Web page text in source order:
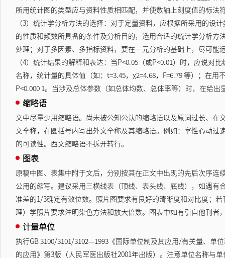
所用统计图的类型应与资料性质相匹配，并使数轴上刻度值的标
（3）统计学分析方法的选择：对于定量资料，应根据所采用的
的性质和频数所具备的条件及分析目的，选用合适的统计学分析
处理；对于多因素、多指标资料，要在一元分析的基础上，尽可
（4）统计结果的解释和表达：当P<0.05（或P<0.01）时，应说
名称，统计量的具体值（如：t=3.45，χ2=4.68，F=6.79 等）；在
P<0.000 1。当涉及总体参数（如总体均数、总体率等）时，在给
缩略语
文中尽量少用缩略语。尚未被公知公认的缩略语以及原词过长、
文全称，在圆括号内写出外文全称及其缩略语。例如：室性心动
的可读性。西文缩略语不拆开转行。
图表
原稿中图、表集中附于文后，分别按其在正文中出现的先后次序
公用的缩写。建议采用三横线表（顶线、表头线、底线），如遇
准差的1/3确定有效位数。照片图要求有良好的清晰度和对比度；
理）学照片要求注明染色方法和放大倍数。图表中如有引自他刊者
计量单位
执行GB 3100/3101/3102—1993《国际单位制及其应用/有关量、
的应用》第3版（人民军医出版社2001年出版）。注意单位名称